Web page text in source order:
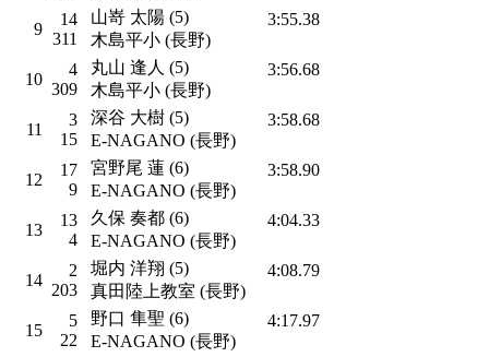
9
14
311
山嵜 太陽 (5)
木島平小 (長野)
3:55.38
10
4
309
丸山 逢人 (5)
木島平小 (長野)
3:56.68
11
3
15
深谷 大樹 (5)
E-NAGANO (長野)
3:58.68
12
17
9
宮野尾 蓮 (6)
E-NAGANO (長野)
3:58.90
13
13
4
久保 奏都 (6)
E-NAGANO (長野)
4:04.33
14
2
203
堀内 洋翔 (5)
真田陸上教室 (長野)
4:08.79
15
5
22
野口 隼聖 (6)
E-NAGANO (長野)
4:17.97